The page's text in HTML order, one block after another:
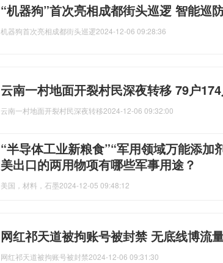
“机器狗”首次亮相成都街头巡逻 智能巡
机器狗首次亮相成都街头巡逻2024-12-06 09:28:36
云南一村地面开裂村民深夜转移 79户
云南一村地面开裂村民深夜转移2024-12-06 09:32:00
“半导体工业新粮食”“军用领域万能添
美出口的两用物项有哪些军事用途？
美国，材料，石墨2024-12-05 09:48:12
网红祁天道被拘账号被封禁 无底线博流
网红祁天道被拘账号被封禁2024-12-06 09:31:30